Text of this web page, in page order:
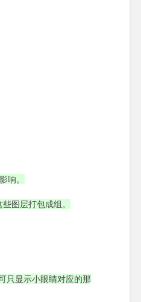
响。
图层打包成组。
只显示小眼睛对应的那